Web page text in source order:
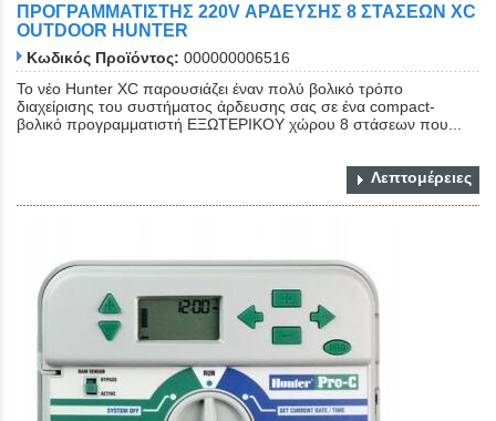
ΠΡΟΓΡΑΜΜΑΤΙΣΤΗΣ 220V ΑΡΔΕΥΣΗΣ 8 ΣΤΑΣΕΩΝ XC
OUTDOOR HUNTER
Κωδικός Προϊόντος: 000000006516
Το νέο Hunter XC παρουσιάζει έναν πολύ βολικό τρόπο
διαχείρισης του συστήματος άρδευσης σας σε ένα compact-
βολικό προγραμματιστή ΕΞΩΤΕΡΙΚΟΥ χώρου 8 στάσεων που...
Λεπτομέρειες